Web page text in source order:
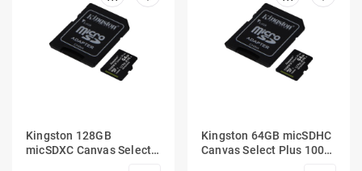
Kingston 128GB
micSDXC Canvas Select
Kingston 64GB micSDHC
Canvas Select Plus 100R